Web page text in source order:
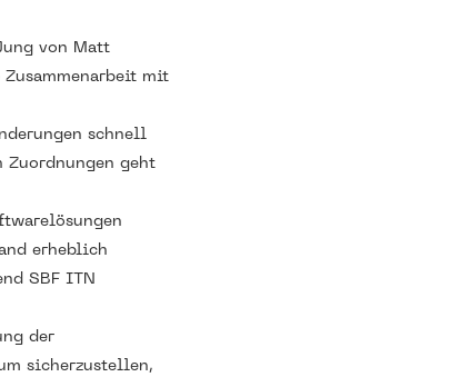
von Matt
mit
schnell
Zuordnungen geht
erheblich
SBF ITN
der
sicherzustellen,